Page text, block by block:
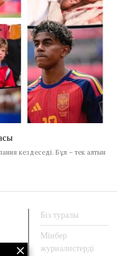
кездеседі. Бұл – тек алтын
Біз туралы
Мінбер
журналистерді